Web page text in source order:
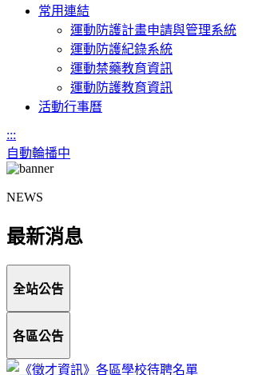
常用連結
運動防護計畫申請與管理系統
運動防護紀錄系統
運動禁藥教育資訊
運動防護教育資訊
活動行事曆
:::
自動輪播中
NEWS
最新消息
全站公告
各區公告